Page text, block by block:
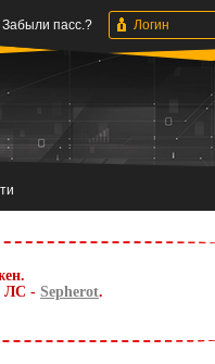
Забыли пасс.?
ЛС - Sepherot.